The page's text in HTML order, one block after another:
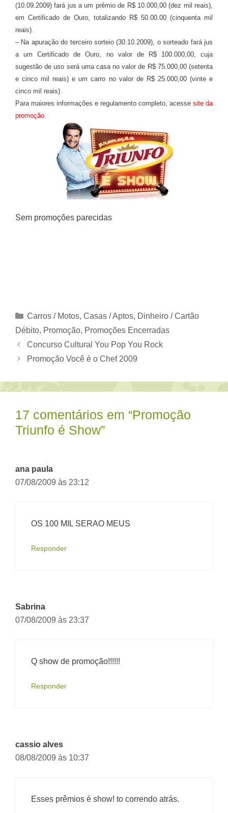
(10.09.2009) fará jus a um prêmio de R$ 10.000,00 (dez mil reais),
em Certificado de Ouro, totalizando R$ 50.00.00 (cinquenta mil
reais).
– Na apuração do terceiro sorteio (30.10.2009), o sorteado fará jus
a um Certificado de Ouro, no valor de R$ 100.000,00, cuja
sugestão de uso será uma casa no valor de R$ 75.000,00 (setenta
e cinco mil reais) e um carro no valor de R$ 25.000,00 (vinte e
cinco mil reais).
Para maiores informações e regulamento completo, acesse site da
promoção.
Sem promoções parecidas
Categorias
Carros / Motos, Casas / Aptos, Dinheiro / Cartão
Débito, Promoção, Promoções Encerradas
Concurso Cultural You Pop You Rock
Promoção Você é o Chef 2009
17 comentários em “Promoção
Triunfo é Show”
ana paula
07/08/2009 às 23:12
OS 100 MIL SERAO MEUS
Responder
Sabrina
07/08/2009 às 23:37
Q show de promoção!!!!!!
Responder
cassio alves
08/08/2009 às 10:37
Esses prêmios é show! to correndo atrás.